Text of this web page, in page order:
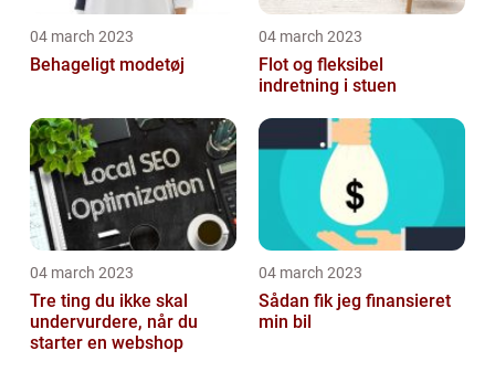
04 march 2023
Behageligt modetøj
04 march 2023
Flot og fleksibel
indretning i stuen
04 march 2023
Tre ting du ikke skal
undervurdere, når du
starter en webshop
04 march 2023
Sådan fik jeg finansieret
min bil